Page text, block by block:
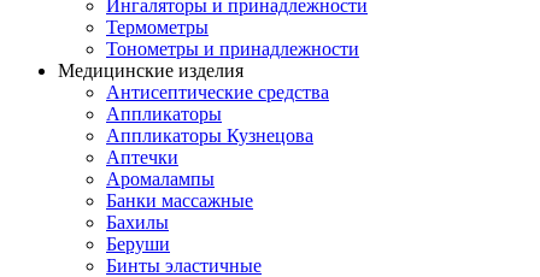
Ингаляторы и принадлежности
Термометры
Тонометры и принадлежности
Медицинские изделия
Антисептические средства
Аппликаторы
Аппликаторы Кузнецова
Аптечки
Аромалампы
Банки массажные
Бахилы
Беруши
Бинты эластичные